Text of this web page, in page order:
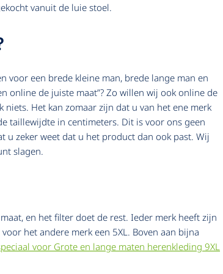
vanuit de luie stoel.
voor een brede kleine man, brede lange man en
online de juiste maat”? Zo willen wij ook online de
Het kan zomaar zijn dat u van het ene merk
taillewijdte in centimeters. Dit is voor ons geen
zeker weet dat u het product dan ook past. Wij
slagen.
en het filter doet de rest. Ieder merk heeft zijn
het andere merk een 5XL. Boven aan bijna
voor Grote en lange maten herenkleding 9XL